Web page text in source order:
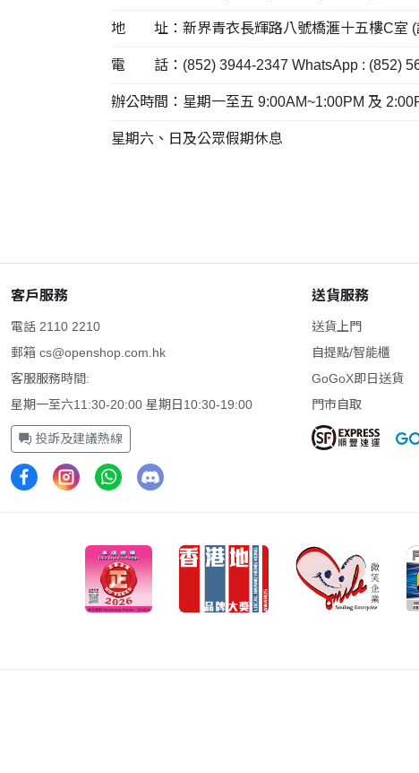
地 址：新界青衣長輝路八號橋滙十五樓C室 (
電 話：(852) 3944-2347 WhatsApp : (852)
辦公時間：星期一至五 9:00AM~1:00PM 及
星期六、日及公眾假期休息
客戶服務
電話 2110 2210
郵箱 cs@openshop.com.hk
客服服務時間:
星期一至六11:30-20:00 星期日10:30-19:00
投訴及建議熱線
送貨服務
送貨上門
自提點/智能櫃
GoGoX即日送貨
門市自取